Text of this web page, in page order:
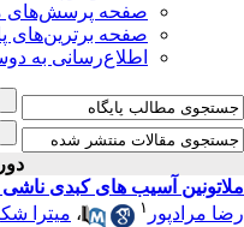
صفحه پرسش‌های
صفحه برترین‌های
اطلاع‌رسانی به
دوره ۱۲، شماره ۴ - ( علوم
ملاتونین آسیب های کبدی
رضا مرادپور ۱ ، میترا